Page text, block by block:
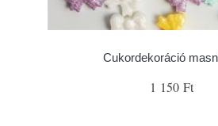
Cukordekoráció
1 150 Ft